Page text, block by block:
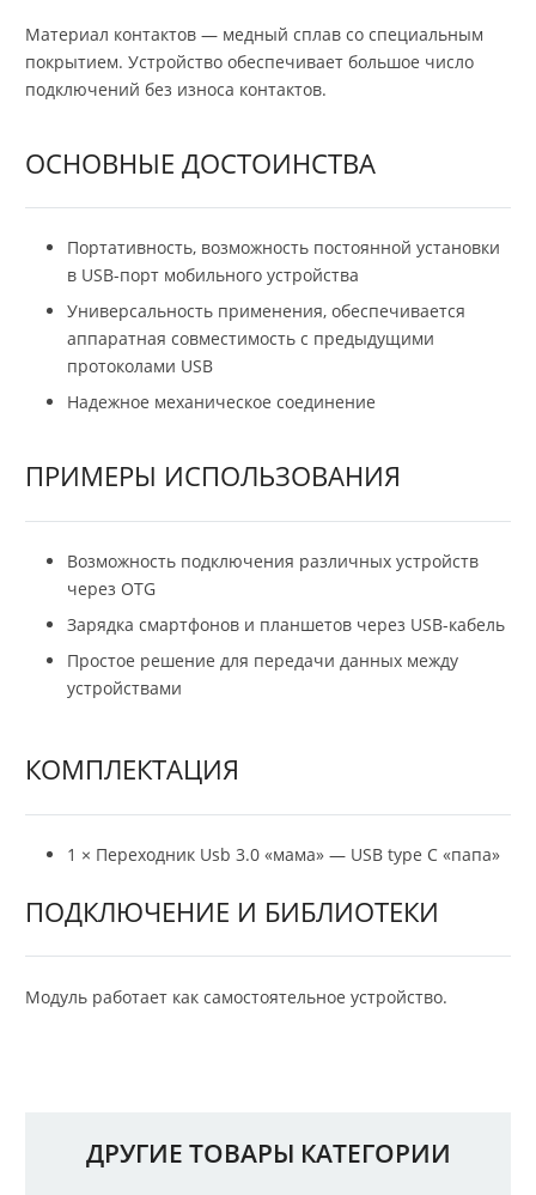
Материал контактов — медный сплав со специальным
покрытием. Устройство обеспечивает большое число
подключений без износа контактов.
ОСНОВНЫЕ ДОСТОИНСТВА
Портативность, возможность постоянной установки
в USB-порт мобильного устройства
Универсальность применения, обеспечивается
аппаратная совместимость с предыдущими
протоколами USB
Надежное механическое соединение
ПРИМЕРЫ ИСПОЛЬЗОВАНИЯ
Возможность подключения различных устройств
через OTG
Зарядка смартфонов и планшетов через USB-кабель
Простое решение для передачи данных между
устройствами
КОМПЛЕКТАЦИЯ
1 × Переходник Usb 3.0 «мама» — USB type C «папа»
ПОДКЛЮЧЕНИЕ И БИБЛИОТЕКИ
Модуль работает как самостоятельное устройство.
ДРУГИЕ ТОВАРЫ КАТЕГОРИИ